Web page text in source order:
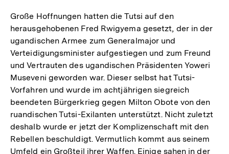
Große Hoffnungen hatten die Tutsi auf den
herausgehobenen Fred Rwigyema gesetzt, der in der
ugandischen Armee zum Generalmajor und
Verteidigungsminister aufgestiegen und zum Freund
und Vertrauten des ugandischen Präsidenten Yoweri
Museveni geworden war. Dieser selbst hat Tutsi-
Vorfahren und wurde im achtjährigen siegreich
beendeten Bürgerkrieg gegen Milton Obote von den
ruandischen Tutsi-Exilanten unterstützt. Nicht zuletzt
deshalb wurde er jetzt der Komplizenschaft mit den
Rebellen beschuldigt. Vermutlich kommt aus seinem
Umfeld ein Großteil ihrer Waffen. Einige sahen in der